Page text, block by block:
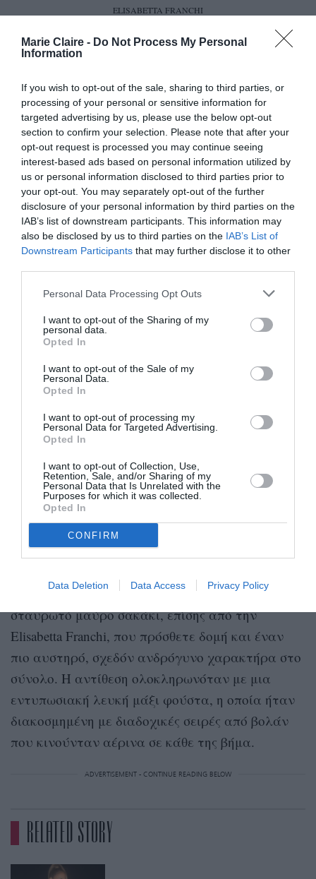
Marie Claire - Do Not Process My Personal
Information
If you wish to opt-out of the sale, sharing to third parties, or
processing of your personal or sensitive information for
targeted advertising by us, please use the below opt-out
section to confirm your selection. Please note that after your
opt-out request is processed you may continue seeing
interest-based ads based on personal information utilized by
us or personal information disclosed to third parties prior to
your opt-out. You may separately opt-out of the further
disclosure of your personal information by third parties on the
IAB’s list of downstream participants. This information may
also be disclosed by us to third parties on the IAB’s List of
Downstream Participants that may further disclose it to other
Personal Data Processing Opt Outs
I want to opt-out of the Sharing of my
personal data.
Opted In
I want to opt-out of the Sale of my
Personal Data.
Opted In
I want to opt-out of processing my
Personal Data for Targeted Advertising.
Opted In
I want to opt-out of Collection, Use,
Retention, Sale, and/or Sharing of my
Personal Data that Is Unrelated with the
Purposes for which it was collected.
Opted In
CONFIRM
Data Deletion Data Access Privacy Policy
ELISABETTA FRANCHI
Βάση του look ήταν μια λευκή μπλούζα της
Elisabetta Franchi από αέρινη, διάφανη ζορζέτα ,
διακοσμημένη με εντυπωσιακά βολάν κατά
μήκος του μπροστινού μέρους και γύρω από τον
ψηλό γιακά. Η διαφάνεια χάριζε μια διακριτική
αίσθηση αισθησιασμού, ενώ οι ρομαντικές
λεπτομέρειες παρέπεμπαν σε μια σύγχρονη
εκδοχή της βικτωριανής αισθητικής.
Πάνω από τη μπλούζα φoρούσε ένα αυστηρό,
σταυρωτό μαύρο σακάκι, επίσης από την
Elisabetta Franchi, που πρόσθετε δομή και έναν
πιο αυστηρό, σχεδόν ανδρόγυνο χαρακτήρα στο
σύνολο. Η αντίθεση ολοκληρωνόταν με μια
εντυπωσιακή λευκή μάξι φούστα, η οποία ήταν
διακοσμημένη με διαδοχικές σειρές από βολάν
που κινούνταν αέρινα σε κάθε της βήμα.
ADVERTISEMENT - CONTINUE READING BELOW
RELATED STORY